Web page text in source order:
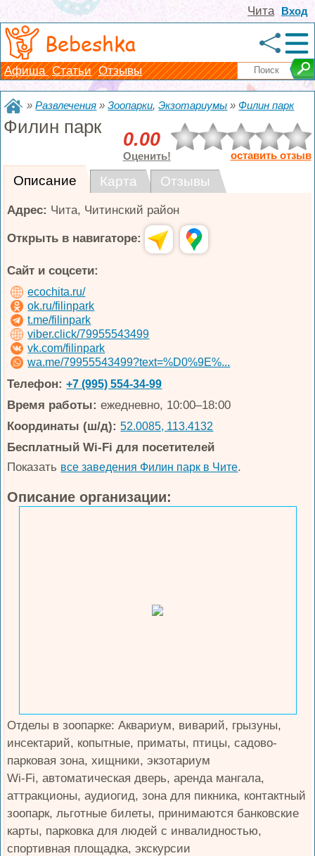
Вход
Чита
Bebeshka
Афиша Статьи Отзывы
»Развлечения »Зоопарки,Экзотариумы » Филин парк
Филин парк
0.00
Оценить! оставить отзыв
Описание Карта Отзывы
Адрес: Чита, Читинский район
Открыть в навигаторе:
Сайт и соцсети:
ecochita.ru/
ok.ru/filinpark
t.me/filinpark
viber.click/79955543499
vk.com/filinpark
wa.me/79955543499?text=%D0%9E%...
Телефон: +7 (995) 554-34-99
Время работы: ежедневно, 10:00–18:00
Координаты (ш/д): 52.0085, 113.4132
Бесплатный Wi-Fi для посетителей
Показать все заведения Филин парк в Чите.
Описание организации:
Отделы в зоопарке: Аквариум, виварий, грызуны,
инсектарий, копытные, приматы, птицы, садово-
парковая зона, хищники, экзотариум
Wi-Fi, автоматическая дверь, аренда мангала,
аттракционы, аудиогид, зона для пикника, контактный
зоопарк, льготные билеты, принимаются банковские
карты, парковка для людей с инвалидностью,
спортивная площадка, экскурсии